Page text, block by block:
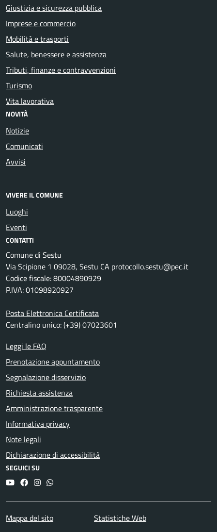
Giustizia e sicurezza pubblica
Imprese e commercio
Mobilità e trasporti
Salute, benessere e assistenza
Tributi, finanze e contravvenzioni
Turismo
Vita lavorativa
NOVITÀ
Notizie
Comunicati
Avvisi
VIVERE IL COMUNE
Luoghi
Eventi
CONTATTI
Comune di Sestu
Via Scipione 1 09028, Sestu CA protocollo.sestu@pec.it
Codice fiscale: 80004890929
P.IVA: 01098920927
Posta Elettronica Certificata
Centralino unico: (+39) 07023601
Leggi le FAQ
Prenotazione appuntamento
Segnalazione disservizio
Richiesta assistenza
Amministrazione trasparente
Informativa privacy
Note legali
Dichiarazione di accessibilità
SEGUICI SU
YouTubeFacebookInstagram
Whatsapp
Mappa del sito Statistiche Web